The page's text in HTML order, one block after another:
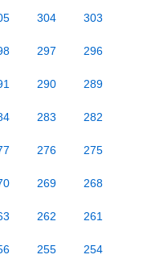
304 303
297 296
290 289
283 282
276 275
269 268
262 261
255 254